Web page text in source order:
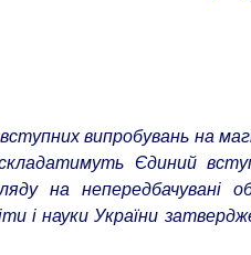
випробувань на
Єдиний
на непередбачувані
і науки України